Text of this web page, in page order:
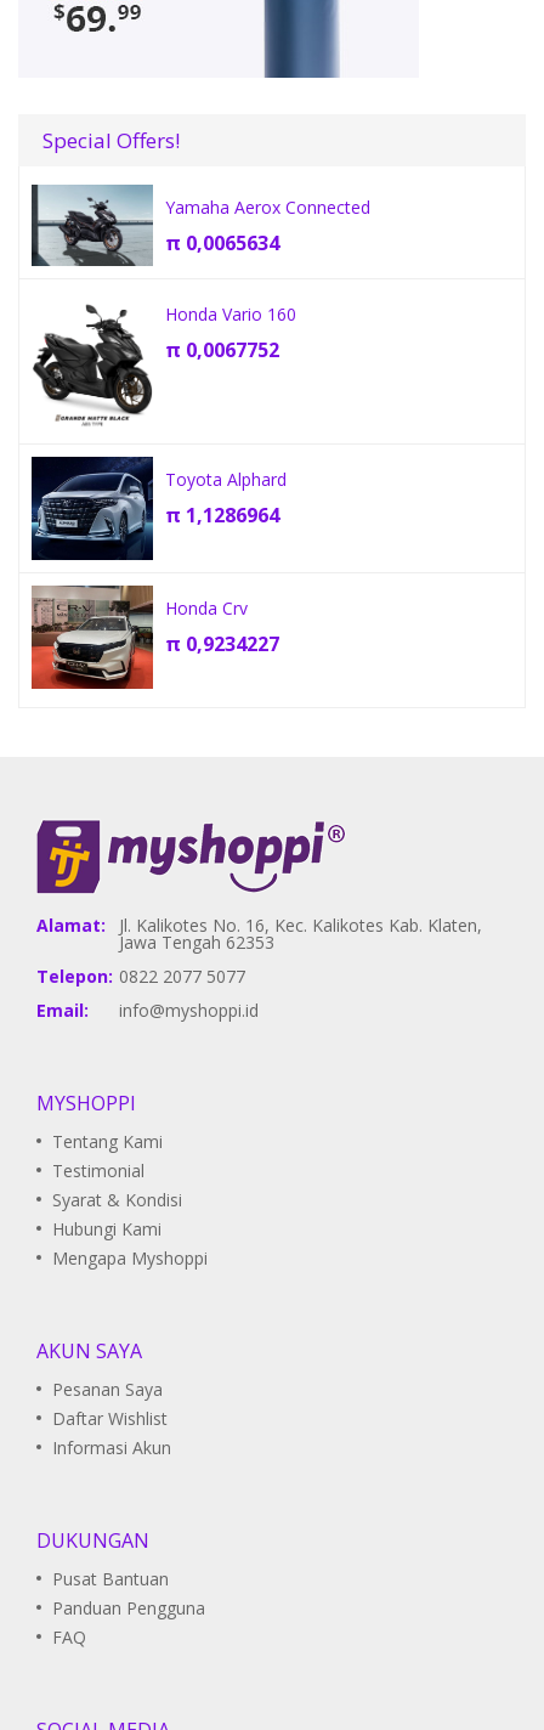
Special Offers!
Yamaha Aerox Connected
π 0,0065634
Honda Vario 160
π 0,0067752
Toyota Alphard
π 1,1286964
Honda Crv
π 0,9234227
Alamat: Jl. Kalikotes No. 16, Kec. Kalikotes Kab. Klaten,
Jawa Tengah 62353
Telepon: 0822 2077 5077
Email:
info@myshoppi.id
MYSHOPPI
Tentang Kami
Testimonial
Syarat & Kondisi
Hubungi Kami
Mengapa Myshoppi
AKUN SAYA
Pesanan Saya
Daftar Wishlist
Informasi Akun
DUKUNGAN
Pusat Bantuan
Panduan Pengguna
FAQ